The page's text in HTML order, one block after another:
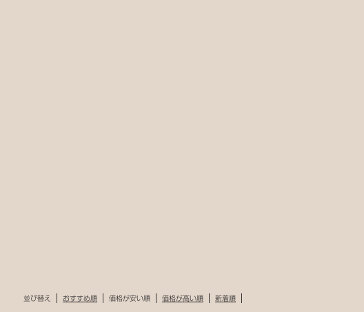
並び替え おすすめ順 価格が安い順 価格が高い順 新着順